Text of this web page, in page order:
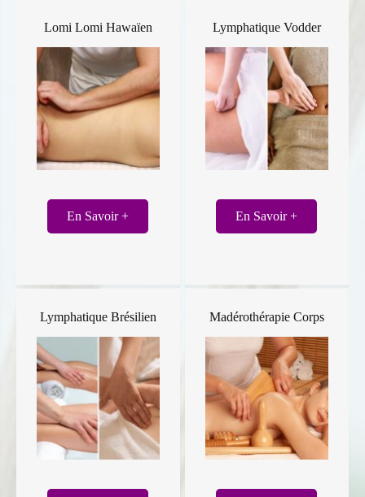
Lomi Lomi Hawaïen
En Savoir +
Lymphatique Vodder
En Savoir +
Lymphatique Brésilien Madérothérapie Corps